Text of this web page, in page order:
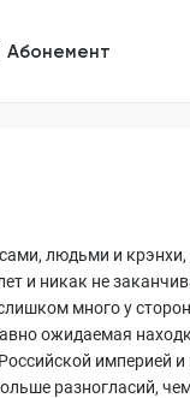
Абонемент
людьми и крэнхи,
и никак не
много у
ожидаемая
империей
разногласий,